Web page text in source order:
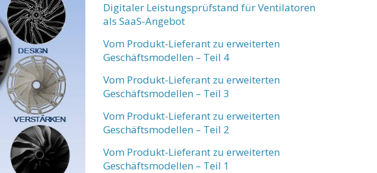
Digitaler Leistungsprüfstand für Ventilatoren
als SaaS-Angebot
Vom Produkt-Lieferant zu erweiterten
Geschäftsmodellen – Teil 4
Vom Produkt-Lieferant zu erweiterten
Geschäftsmodellen – Teil 3
Vom Produkt-Lieferant zu erweiterten
Geschäftsmodellen – Teil 2
Vom Produkt-Lieferant zu erweiterten
Geschäftsmodellen – Teil 1